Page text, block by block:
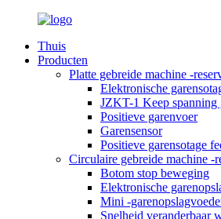
Thuis
Producten
Platte gebreide machine -
Elektronische
JZKT-1 Keep spanning
Positieve garenvoer
Garensensor
Positieve garensotage
Circulaire gebreide machine -
Botom stop beweging
Elektronische
Mini -
Snelheid veranderbaar